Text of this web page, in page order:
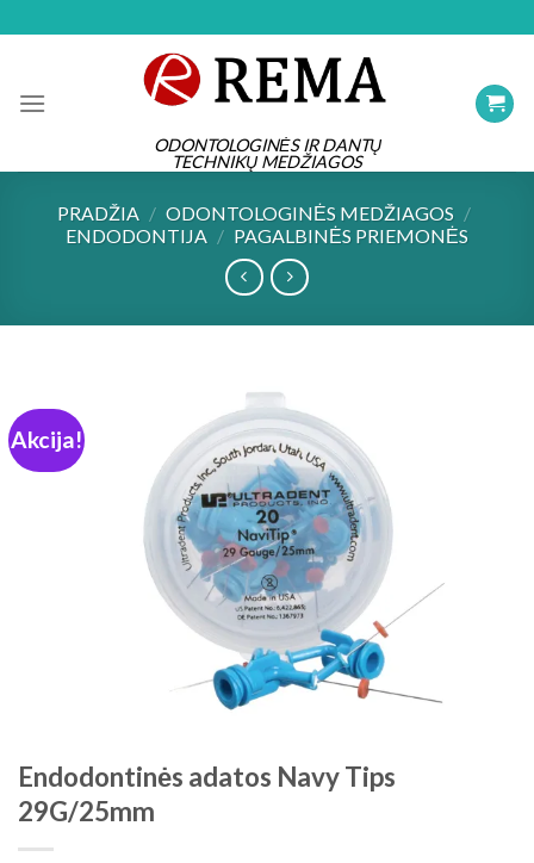
ODONTOLOGINĖS IR DANTŲ
TECHNIKŲ MEDŽIAGOS
PRADŽIA / ODONTOLOGINĖS MEDŽIAGOS /
ENDODONTIJA / PAGALBINĖS PRIEMONĖS
Akcija!
Endodontinės adatos Navy Tips
29G/25mm